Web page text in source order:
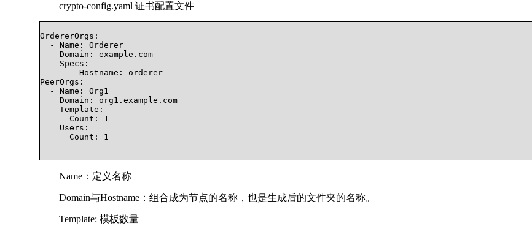
crypto-config.yaml 证书配置文件
OrdererOrgs:
  - Name: Orderer
    Domain: example.com
    Specs:
      - Hostname: orderer
PeerOrgs:
  - Name: Org1
    Domain: org1.example.com
    Template:
      Count: 1
    Users:
      Count: 1
Name：定义名称
Domain与Hostname：组合成为节点的名称，也是生成后的文件夹的名称。
Template: 模板数量